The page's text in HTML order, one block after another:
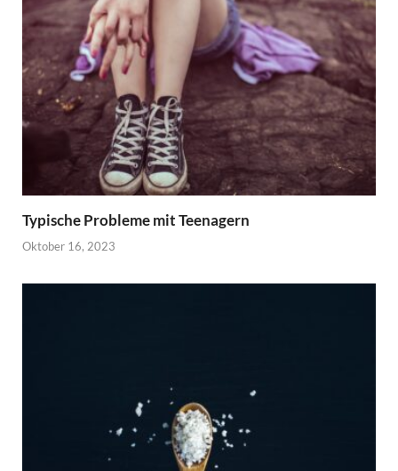
Typische Probleme mit Teenagern
Oktober 16, 2023